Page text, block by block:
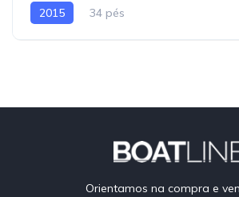
2015 34 pés
Orientamos na compra e